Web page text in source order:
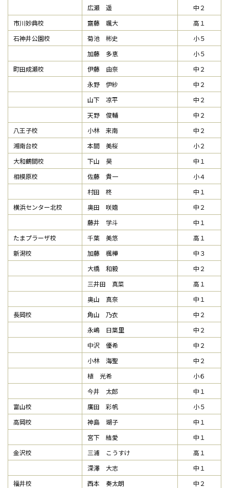
広瀬 遥
中２
市川妙典校
齋藤 颯大
高１
石神井公園校
菊池 彬史
小５
加藤 多恵
小５
町田成瀬校
伊藤 由奈
中２
永野 伊紗
中２
山下 凉平
中２
天野 俊輔
中２
八王子校
小林 来南
中２
湘南台校
本間 美桜
小２
大和鶴間校
下山 昊
中１
相模原校
佐藤 貴一
小４
村田 柊
中１
横浜センター北校
奥田 咲嬉
中２
藤井 学斗
中１
たまプラーザ校
千葉 美悠
高１
新潟校
加藤 楓樺
中３
大橋 和毅
中２
三井田 真菜
高１
奥山 真奈
中１
長岡校
角山 乃衣
中２
永嶋 日葉里
中２
中沢 優希
中２
小林 海聖
中２
植 光希
小６
今井 太郎
中１
富山校
廣田 彩帆
小５
高岡校
神島 瑚子
中１
宮下 結愛
中１
金沢校
三浦 こうすけ
高１
深澤 大志
中１
福井校
西本 奏太朗
中２